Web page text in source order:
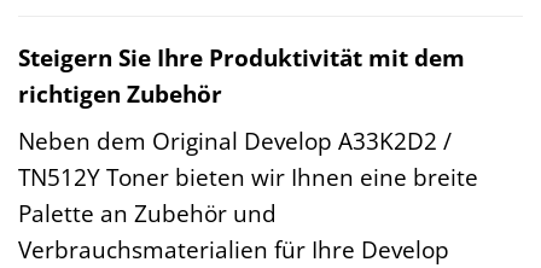
Steigern Sie Ihre Produktivität mit dem
richtigen Zubehör
Neben dem Original Develop A33K2D2 /
TN512Y Toner bieten wir Ihnen eine breite
Palette an Zubehör und
Verbrauchsmaterialien für Ihre Develop